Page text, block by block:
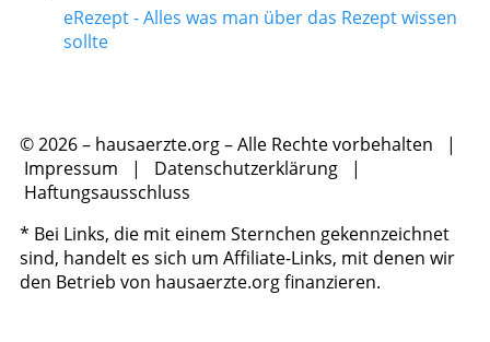
eRezept - Alles was man über das Rezept wissen
sollte
© 2026 – hausaerzte.org – Alle Rechte vorbehalten |
Impressum | Datenschutzerklärung |
Haftungsausschluss
* Bei Links, die mit einem Sternchen gekennzeichnet
sind, handelt es sich um Affiliate-Links, mit denen wir
den Betrieb von hausaerzte.org finanzieren.